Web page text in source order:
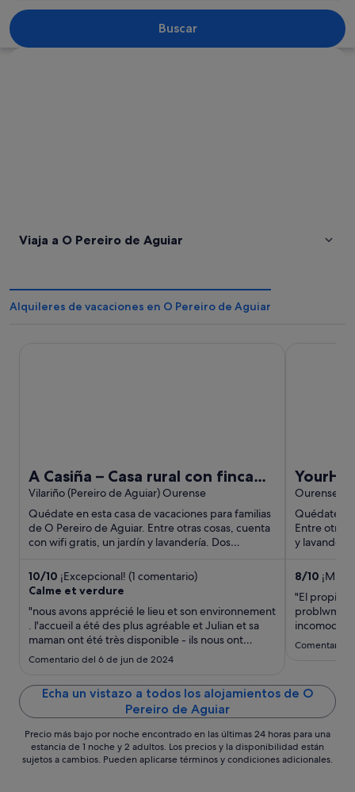
Un lago tranquilo con una isla
Buscar
Viaja a O Pereiro de Aguiar
Alquileres de vacaciones en O Pereiro de Aguiar
A Casiña – Casa rural con finca
privada cerca de Ourense y la
Ribeira Sacra
Vilariño (Pereiro de Aguiar) Ourense
Quédate en esta casa de vacaciones para familias
de O Pereiro de Aguiar. Entre otras cosas, cuenta
con wifi gratis, un jardín y lavandería. Dos
10/10 ¡Excepcional! (1 comentario)
Calme et verdure
"nous avons apprécié le lieu et son environnement
. l'accueil a été des plus agréable et Julian et sa
maman ont été très disponible - ils nous ont
fournis de précieuses informations pour visiter la
région - ce fut un super séjour"
Comentario del 6 de jun de 2024
Ourense
Quédate
Entre otras
y
8/10 ¡Muy
"El
incomoda,
mejor
Comentario
Echa un vistazo a todos los alojamientos de O
Pereiro de Aguiar
Precio más bajo por noche encontrado en las últimas 24 horas para una
estancia de 1 noche y 2 adultos. Los precios y la disponibilidad están
sujetos a cambios. Pueden aplicarse términos y condiciones adicionales.